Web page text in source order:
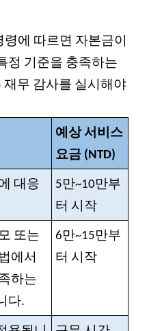
에 따르면 자본금이
정 기준을 충족하는
재무 감사를 실시해야
예상 서비스
요금 (NTD)
대응
5만~10만부
터 시작
또는
에서
하는
다.
6만~15만부
터 시작